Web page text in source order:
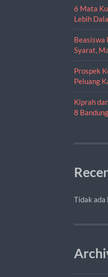
6 Mata
Lebih
Beasiswa
Syarat,
Prospek
Peluang
Kiprah
8 Bandung
Tidak ada